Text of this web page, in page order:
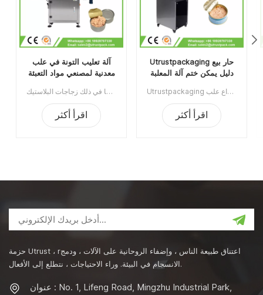
آلة تعليب التونة في علب
معدنية لمصنعي مواد التعبئة
آلة تعليب التونة في علب الصفيح لمصنعي مواد التعبئة والتغليف الغذائية مناسبة لإغلاق مختلف العلب المستديرة بما في ذلك زجاجات البلاستيك PET، وعلب الصفيح، وعلب الألومنيوم، والعلب الورقية، وما إلى ذلك.بفضل تصميمها المحلي الحاصل على براءة اختراع وهيكل بكرة الختم، يمكن أن تصل سرعتها الثابتة إلى 60 علبة في الدقيقة مع استهلاك أقل للطاقة. رقم الصنف: UT1AFG2الحد الأدنى للطلب: 1طريقة الدفع: تحويل مصرفيميناء الشحن: قوانغتشوالمنطقة الأصلية: قوانغتشو، الصينمدة التسليم: 10 أيام بعد استلام الدفعة المقدمة
اقرأ أكثر
Utrustpackaging حار بيع
دليل يمكن ختم آلة المعلبة
Utrustpackaging دليل البيع الساخن للعلبة ، آلة ختم الطعام المعلب ، مناسبة لإغلاق جميع أنواع علب PET / علب الورق المركبة ، علب الصفيح أو غيرها من الحاويات المستديرة. كفاءة عالية عن طريق النقل الميكانيكي ، الهياكل البسيطة والملائمة للصيانة ، وخفيفة الوزن وسهلة التشغيل.الحد الأدنى للطلب:1قسط:تي / تميناء الشحن:قوانغتشوالمنطقة الأصلية:الصينمهلة:3-5 أيام بعد تلقي الودائع
اقرأ أكثر
حزمة Utrust ، rاعتناق طبيعة الناس ، وإضفاء الروحانية على الآلات ، ودمج
الانسجام في البيئة. وراء الاحتياجات ، نتطلع إلى الأفعال.
عنوان : No. 1, Lifeng Road, Mingzhu Industrial Park,